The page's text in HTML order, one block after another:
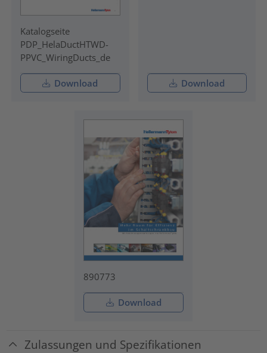
Katalogseite
PDP_HelaDuctHTWD-
PPVC_WiringDucts_de
Download Download
890773
Download
Zulassungen und Spezifikationen